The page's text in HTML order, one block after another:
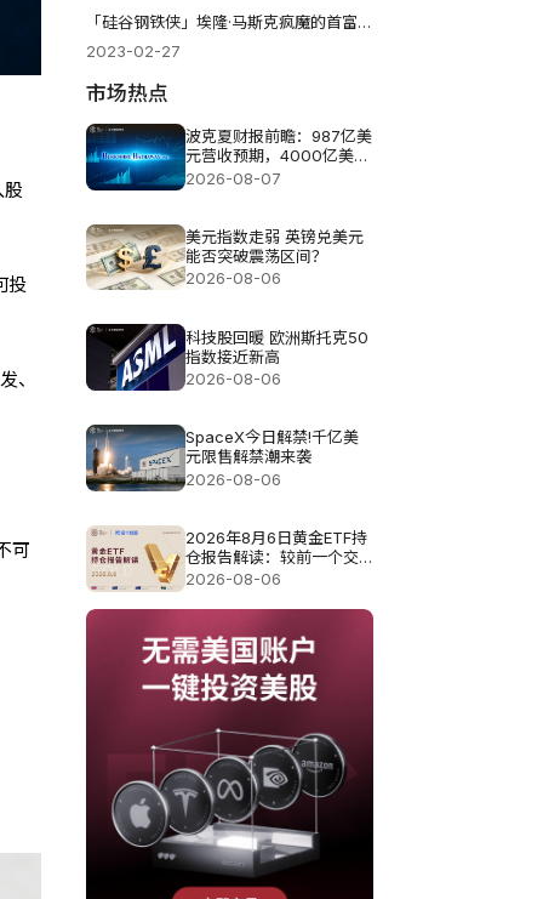
股
投
、
可
「硅谷钢铁侠」埃隆·马斯克疯魔的首富之路
2023-02-27
市场热点
波克夏财报前瞻：987亿美
元营收预期，4000亿美元
现金如何布局?
2026-08-07
美元指数走弱 英镑兑美元
能否突破震荡区间？
2026-08-06
科技股回暖 欧洲斯托克50
指数接近新高
2026-08-06
SpaceX今日解禁!千亿美
元限售解禁潮来袭
2026-08-06
2026年8月6日黄金ETF持
仓报告解读：较前一个交
易日增加4.851吨
2026-08-06